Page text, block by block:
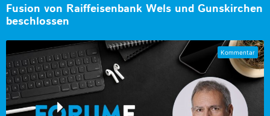
Fusion von Raiffeisenbank Wels und Gunskirchen
beschlossen